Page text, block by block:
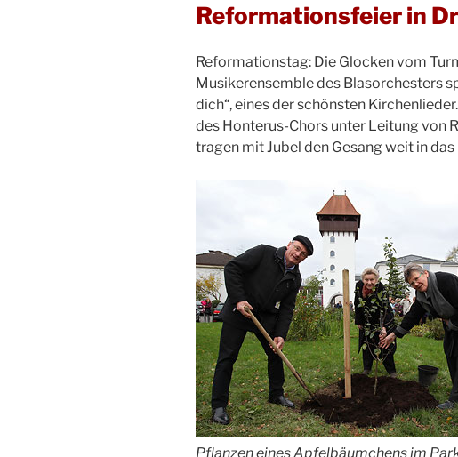
Reformationsfeier in
Reformationstag: Die Glocken vom
Musikerensemble des Blasorchesters
dich“, eines der schönsten
des Honterus-Chors unter Leitung von
tragen mit Jubel den Gesang weit in
Pflanzen eines Apfelbäumchens im